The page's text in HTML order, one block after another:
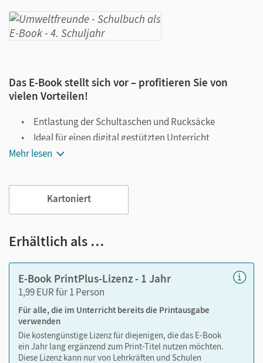
Das E-Book stellt sich vor – profitieren Sie von
vielen Vorteilen!
Entlastung der Schultaschen und Rucksäcke
Ideal für einen digital gestützten Unterricht
Notiz- und Markierungsmöglichkeit
Viele digitale Funktionen unterstützen das Lehren und
Lernen:
Notizen erstellen
Lesezeichen hinzufügen
Zoomen
Mehr lesen
Kartoniert
Erhältlich als …
E-Book PrintPlus-Lizenz - 1 Jahr
1,99 EUR für 1 Person
Für alle, die im Unterricht bereits die Printausgabe
verwenden
Die kostengünstige Lizenz für diejenigen, die das E-Book
ein Jahr lang ergänzend zum Print-Titel nutzen möchten.
Diese Lizenz kann nur von Lehrkräften und Schulen